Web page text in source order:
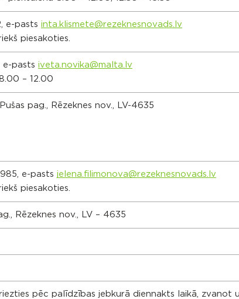
e-pasts inta.klismete@rezeknesnovads.lv
piesakoties.
e-pasts iveta.novika@malta.lv
– 12.00
pag., Rēzeknes nov., LV-4635
e-pasts jelena.filimonova@rezeknesnovads.lv
piesakoties.
Rēzeknes nov., LV – 4635
pēc palīdzības jebkurā diennakts laikā, zvanot